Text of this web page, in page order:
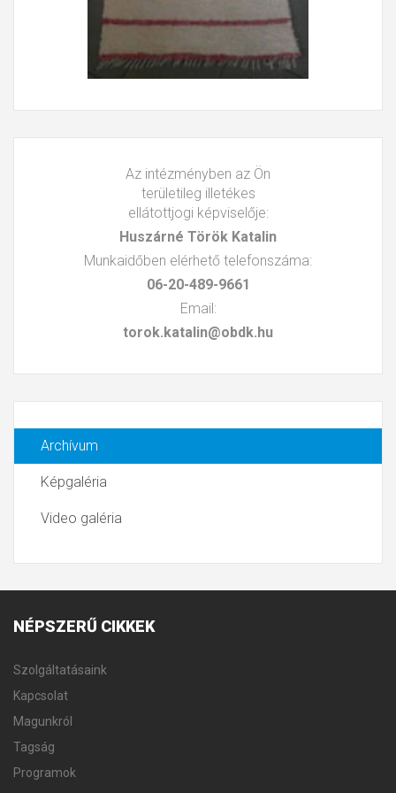
Az intézményben az Ön
területileg illetékes
ellátottjogi képviselője:
Huszárné Török Katalin
Munkaidőben elérhető telefonszáma:
06-20-489-9661
Email:
torok.katalin@obdk.hu
Archívum
Képgaléria
Video galéria
NÉPSZERŰ CIKKEK
Szolgáltatásaink
Kapcsolat
Magunkról
Tagság
Programok